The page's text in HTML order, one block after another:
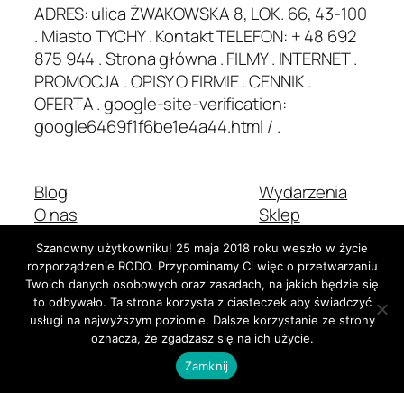
ADRES: ulica ŻWAKOWSKA 8, LOK. 66, 43-100
. Miasto TYCHY . Kontakt TELEFON: + 48 692
875 944 . Strona główna . FILMY . INTERNET .
PROMOCJA . OPISY O FIRMIE . CENNIK .
OFERTA . google-site-verification:
google6469f1f6be1e4a44.html / .
Blog
O nas
Autorzy
Wydarzenia
Sklep
Motywy
Dwadzieścia Dwadzieścia-Pięć Stworzone zWordPress
Szanowny użytkowniku! 25 maja 2018 roku weszło w życie
rozporządzenie RODO. Przypominamy Ci więc o przetwarzaniu
Twoich danych osobowych oraz zasadach, na jakich będzie się
to odbywało. Ta strona korzysta z ciasteczek aby świadczyć
usługi na najwyższym poziomie. Dalsze korzystanie ze strony
oznacza, że zgadzasz się na ich użycie.
Zamknij